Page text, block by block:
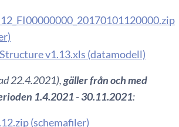
v1.13.xls (datamodell)
22.4.2021),gäller från och med
1.4.2021 - 30.11.2021:
(schemafiler)